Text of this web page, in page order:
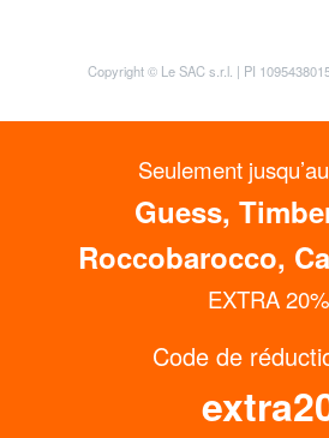
OBTENEZ JUSQU’À 15% DE
Inscrivez-vous à notre Newsletter
Copyright © Le SAC s.r.l. | PI
Seulement
Guess,
Roccobarocco,
EXTRA 20%
Code de